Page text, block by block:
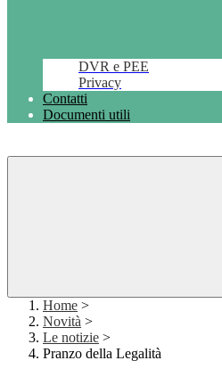
DVR e PEE
Privacy
Contatti
Documenti utili
Home >
Novità >
Le notizie >
Pranzo della Legalità